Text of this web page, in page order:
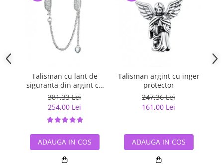
Talisman cu lant de
siguranta din argint cu
inimioara placat cu rodiu
381,33 Lei
254,00 Lei
ADAUGA IN COS
Talisman argint cu inger
protector
247,36 Lei
161,00 Lei
ADAUGA IN COS